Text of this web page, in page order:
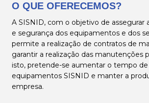
O QUE OFERECEMOS?
A SISNID, com o objetivo de assegurar
e segurança dos equipamentos e dos
permite a realização de contratos de
garantir a realização das manutenções
isto, pretende-se aumentar o tempo
equipamentos SISNID e manter a
empresa.